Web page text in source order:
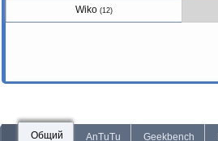
Wiko (12)
Общий AnTuTu Geekbench